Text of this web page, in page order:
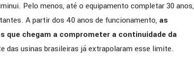
Pelo menos, até o equipamento completar 30 anos,
A partir dos 40 anos de funcionamento, as
chegam a comprometer a continuidade da
das usinas brasileiras já extrapolaram esse limite.